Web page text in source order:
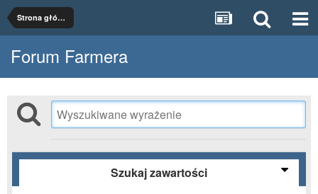
Strona główna
Forum Farmera
Szukaj zawartości